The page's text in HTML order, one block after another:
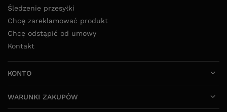
Śledzenie przesyłki
Chcę zareklamować produkt
Chcę odstąpić od umowy
Kontakt
KONTO
WARUNKI ZAKUPÓW